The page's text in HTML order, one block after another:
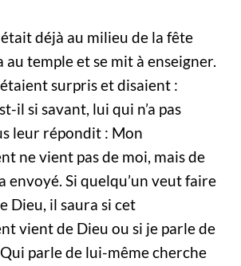
déjà au milieu de la fête
au temple et se mit à enseigner.
surpris et disaient :
il si savant, lui qui n’a pas
leur répondit : Mon
ne vient pas de moi, mais de
envoyé. Si quelqu’un veut faire
Dieu, il saura si cet
vient de Dieu ou si je parle de
parle de lui-même cherche